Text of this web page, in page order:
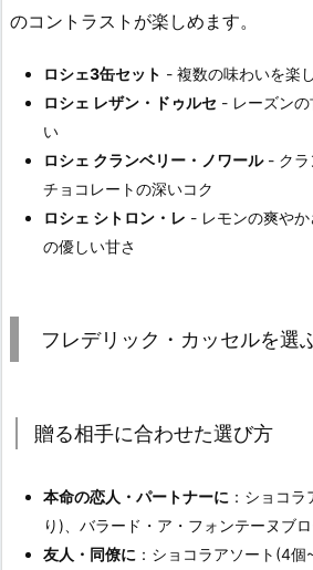
のコントラストが楽しめます。
ロシェ3缶セット - 複数の味わいを楽
ロシェ レザン・ドゥルセ - レーズン
い
ロシェ クランベリー・ノワール- クラ
チョコレートの深いコク
ロシェ シトロン・レ - レモンの爽や
の優しい甘さ
フレデリック・カッセルを選
贈る相手に合わせた選び方
本命の恋人・パートナーに ：ショコ
り)、バラード・ア・フォンテーヌブ
友人・同僚に ：ショコラアソート(4